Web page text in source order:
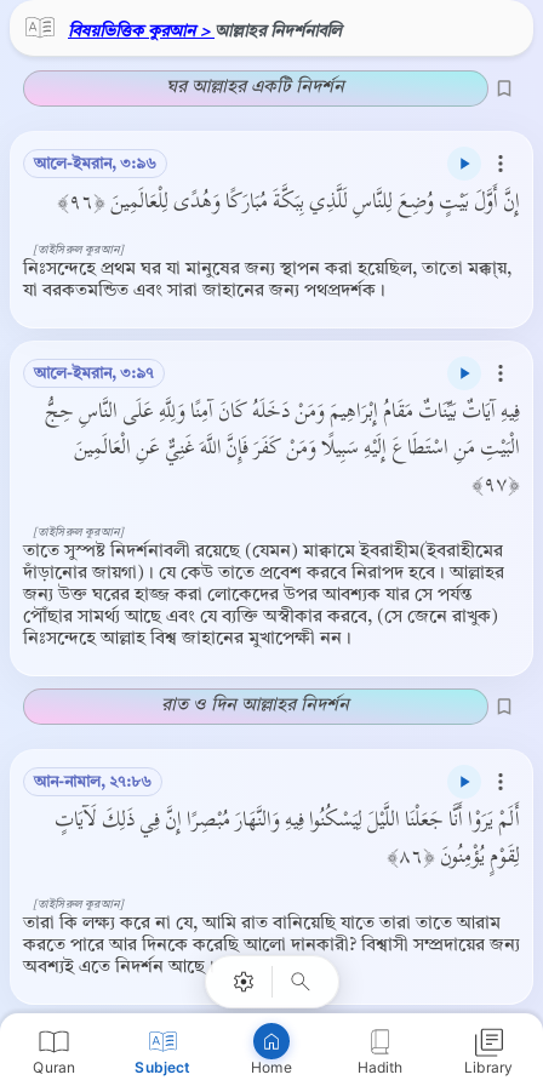
Quran Subject Home Hadith Library
বিষয়ভিত্তিক কুরআন > আল্লাহর নিদর্শনাবলি
ঘর আল্লাহর একটি নিদর্শন
আলে-ইমরান, ৩:৯৬
إِنَّ أَوَّلَ بَيْتٍ وُضِعَ لِلنَّاسِ لَلَّذِي بِبَكَّةَ مُبَارَكًا وَهُدًى لِلْعَالَمِينَ ﴿٩٦﴾
নিঃসন্দেহে প্রথম ঘর যা মানুষের জন্য স্থাপন করা হয়েছিল, তাতো মক্কা্য়,
যা বরকতমন্ডিত এবং সারা জাহানের জন্য পথপ্রদর্শক।
[তাইসিরুল কুরআন]
আলে-ইমরান, ৩:৯৭
فِيهِ آيَاتٌ بَيِّنَاتٌ مَقَامُ إِبْرَاهِيمَ وَمَنْ دَخَلَهُ كَانَ آمِنًا وَلِلَّهِ عَلَى النَّاسِ حِجُّ
الْبَيْتِ مَنِ اسْتَطَاعَ إِلَيْهِ سَبِيلًا وَمَنْ كَفَرَ فَإِنَّ اللَّهَ غَنِيٌّ عَنِ الْعَالَمِينَ
﴿٩٧﴾
তাতে সুস্পষ্ট নিদর্শনাবলী রয়েছে (যেমন) মাক্বামে ইবরাহীম(ইবরাহীমের
দাঁড়ানোর জায়গা)। যে কেউ তাতে প্রবেশ করবে নিরাপদ হবে। আল্লাহর
জন্য উক্ত ঘরের হাজ্জ করা লোকেদের উপর আবশ্যক যার সে পর্যন্ত
পৌঁছার সামর্থ্য আছে এবং যে ব্যক্তি অস্বীকার করবে, (সে জেনে রাখুক)
নিঃসন্দেহে আল্লাহ বিশ্ব জাহানের মুখাপেক্ষী নন।
[তাইসিরুল কুরআন]
রাত ও দিন আল্লাহর নিদর্শন
আন-নামাল, ২৭:৮৬
أَلَمْ يَرَوْا أَنَّا جَعَلْنَا اللَّيْلَ لِيَسْكُنُوا فِيهِ وَالنَّهَارَ مُبْصِرًا إِنَّ فِي ذَلِكَ لَآيَاتٍ
لِقَوْمٍ يُؤْمِنُونَ ﴿٨٦﴾
তারা কি লক্ষ্য করে না যে, আমি রাত বানিয়েছি যাতে তারা তাতে আরাম
করতে পারে আর দিনকে করেছি আলো দানকারী? বিশ্বাসী সম্প্রদায়ের জন্য
অবশ্যই এতে নিদর্শন আছে।
[তাইসিরুল কুরআন]
দিন ও রাতের আবর্তন আল্লাহর নিদর্শন